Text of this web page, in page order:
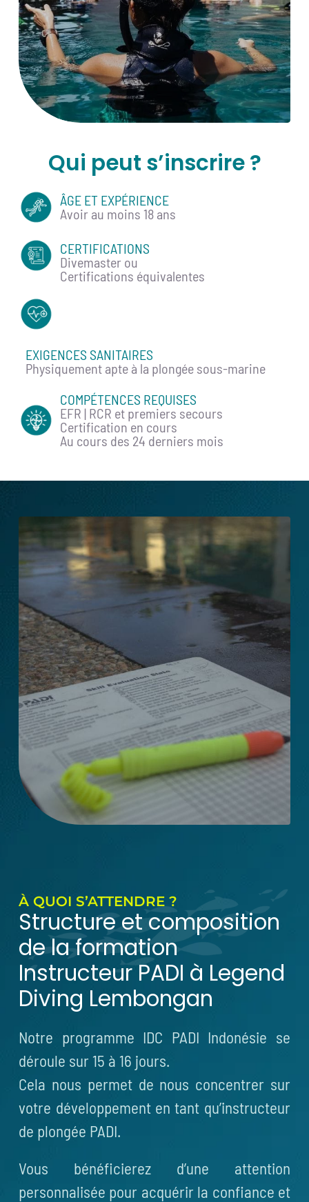
Qui peut s’inscrire ?
ÂGE ET EXPÉRIENCE
Avoir au moins 18 ans
CERTIFICATIONS
Divemaster ou
Certifications équivalentes
EXIGENCES SANITAIRES
Physiquement apte à la plongée sous-marine
COMPÉTENCES REQUISES
EFR | RCR et premiers secours
Certification en cours
Au cours des 24 derniers mois
À QUOI S’ATTENDRE ?
Structure et composition
de la formation
Instructeur PADI à Legend
Diving Lembongan
Notre programme IDC PADI Indonésie se
déroule sur 15 à 16 jours.
Cela nous permet de nous concentrer sur
votre développement en tant qu’instructeur
de plongée PADI.
Vous bénéficierez d’une attention
personnalisée pour acquérir la confiance et